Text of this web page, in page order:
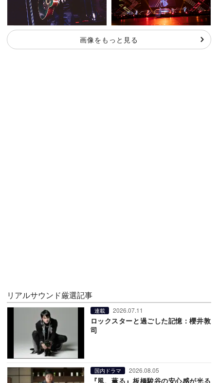
画像をもっと見る
リアルサウンド厳選記事
連載 2026.07.11
ロックスターと過ごした記憶：櫻井敦
司
国内ドラマ 2026.08.05
『風、薫る』板橋駿谷の安心感が光る